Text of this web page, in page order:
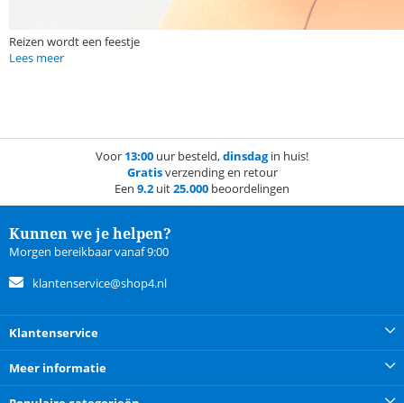
Reizen wordt een feestje
Lees meer
Voor 13:00 uur besteld,dinsdagin huis!
Gratisverzending en retour
Een 9.2 uit25.000 beoordelingen
Kunnen we je helpen?
Morgen bereikbaar vanaf 9:00
klantenservice@shop4.nl
Klantenservice
Meer informatie